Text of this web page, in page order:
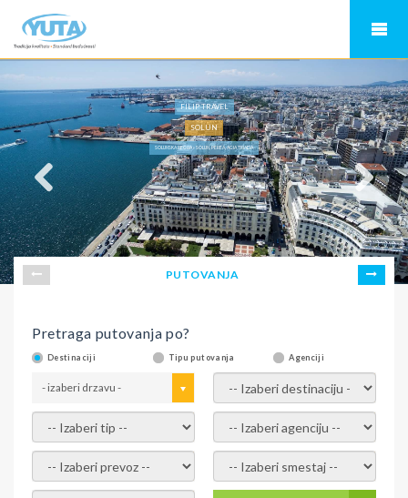
FILIP TRAVEL
SOLUN
SOLUNSKA REGIJA » SOLUN, PEREA, AGIA TRIADA
PUTOVANJA
Pretraga putovanja po?
Destinaciji Tipu putovanja Agenciji
- izaberi drzavu - - izaberi destinaciju -
- izaberi tip - - izaberi agenciju -
- izaberi prevoz - - Izaberite smestaj -